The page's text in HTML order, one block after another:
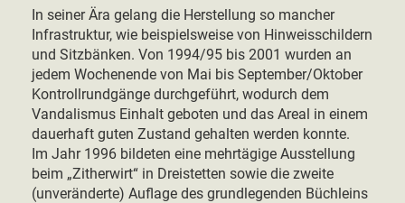
In seiner Ära gelang die Herstellung so mancher
Infrastruktur, wie beispielsweise von Hinweisschildern
und Sitzbänken. Von 1994/95 bis 2001 wurden an
jedem Wochenende von Mai bis September/Oktober
Kontrollrundgänge durchgeführt, wodurch dem
Vandalismus Einhalt geboten und das Areal in einem
dauerhaft guten Zustand gehalten werden konnte.
Im Jahr 1996 bildeten eine mehrtägige Ausstellung
beim „Zitherwirt“ in Dreistetten sowie die zweite
(unveränderte) Auflage des grundlegenden Büchleins